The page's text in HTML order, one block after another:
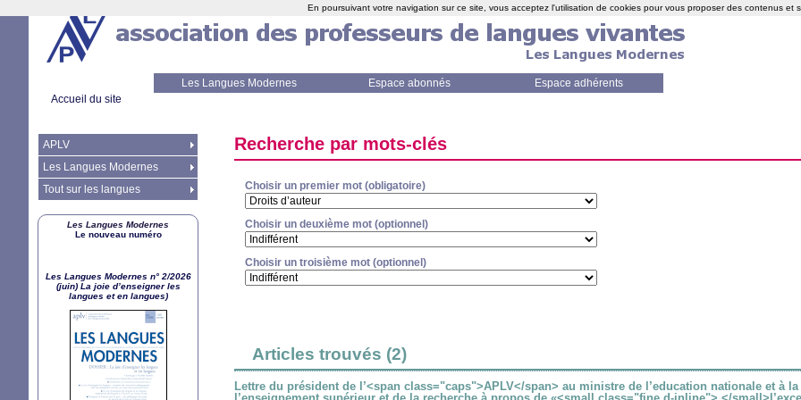
Les Langues Modernes Espace abonnés
Espace adhérents
Accueil du site
Recherche par mots-clés
Choisir un premier mot (obligatoire)
Choisir un deuxième mot (optionnel)
Choisir un troisième mot (optionnel)
Articles trouvés (2)
Lettre du président de l’<span class="caps">APLV</span> au ministre de l’education nationale et à
APLV
Les Langues Modernes
Tout sur les langues
Les Langues Modernes
Le nouveau numéro
Les Langues Modernes n° 2/2026
(juin) La joie d’enseigner les
langues et en langues)
En poursuivant votre navigation sur ce site, vous acceptez l'utilisation de cookies pour vous proposer des contenus et